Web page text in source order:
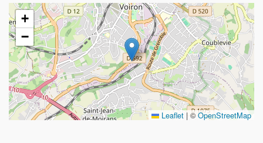
+
−
Leaflet | ©OpenStreetMap